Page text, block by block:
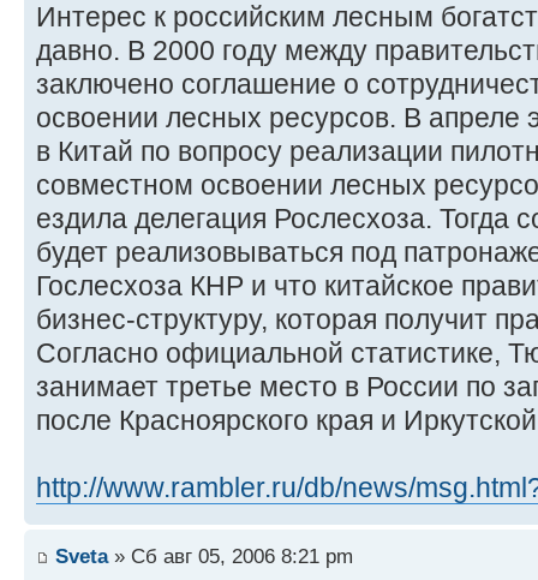
Интерес к российским лесным
давно. В 2000 году между
заключено соглашение о
освоении лесных ресурсов. В апреле
в Китай по вопросу реализации
совместном освоении лесных
ездила делегация Рослесхоза. Тогда
будет реализовываться под
Гослесхоза КНР и что китайское
бизнес-структуру, которая получит
Согласно официальной статистике,
занимает третье место в России по
после Красноярского края и
http://www.rambler.ru/db/news/
Sveta» Сб авг 05, 2006 8:21 pm